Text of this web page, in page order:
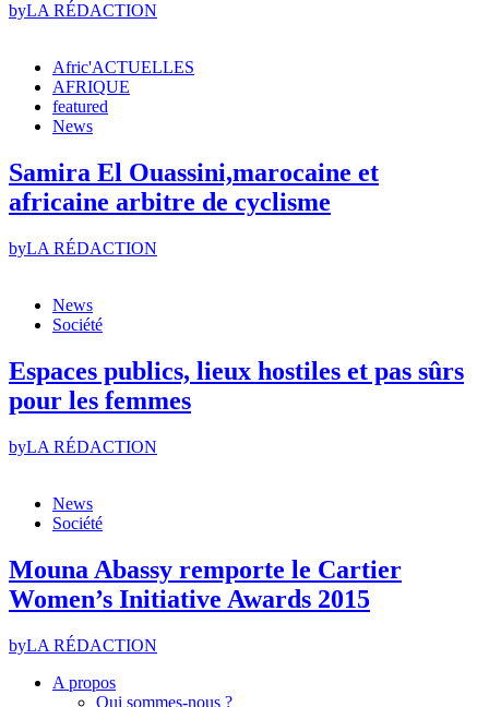
byLA RÉDACTION
Afric'ACTUELLES
AFRIQUE
featured
News
Samira El Ouassini,marocaine et
africaine arbitre de cyclisme
byLA RÉDACTION
News
Société
Espaces publics, lieux hostiles et pas sûrs
pour les femmes
byLA RÉDACTION
News
Société
Mouna Abassy remporte le Cartier
Women’s Initiative Awards 2015
byLA RÉDACTION
A propos
Qui sommes-nous ?